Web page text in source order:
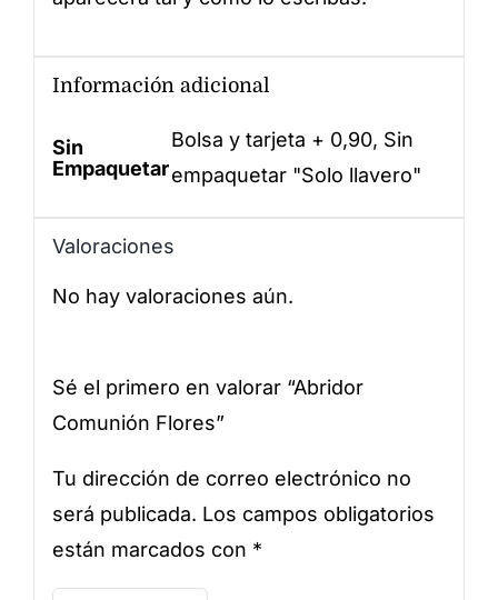
Información adicional
Sin
Empaquetar
Bolsa y tarjeta + 0,90, Sin
empaquetar "Solo llavero"
Valoraciones
No hay valoraciones aún.
Sé el primero en valorar “Abridor
Comunión Flores”
Tu dirección de correo electrónico no
será publicada. Los campos obligatorios
están marcados con *